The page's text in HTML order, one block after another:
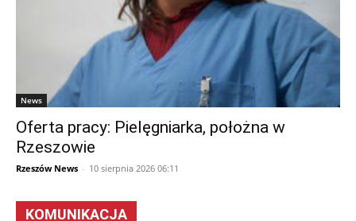
News
Oferta pracy: Pielęgniarka, położna w
Rzeszowie
Rzeszów News - 10 sierpnia 2026 06:11
KOMUNIKACJA